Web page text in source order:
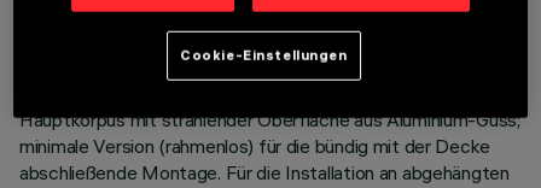
Elementen mit LED-Lampen - feste Optik. Trotz der sehr
kompakten Größe der Leuchte sorgt die patentierte
Technologie des optischen Systems für einen effizienten
Hauptkorpus mit strahlender Oberfläche aus Aluminium-Guss;
minimale Version (rahmenlos) für die bündig mit der Decke
abschließende Montage. Für die Installation an abgehängten
Cookie-Einstellungen